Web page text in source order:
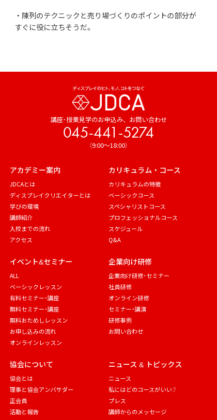
・陳列のテクニックと売り場づくりのポイントの部分が
すぐに役に立ちそうだ。
講座･授業見学のお申込み、 お問い合わせ
045-441-5274
（9:00～18:00）
アカデミー案内
JDCAとは
ディスプレイクリエイターとは
学びの環境
講師紹介
入校までの流れ
アクセス
カリキュラム・コース
カリキュラムの特徴
ベーシックコース
スペシャリストコース
プロフェッショナルコース
スケジュール
Q&A
イベント&セミナー
ALL
ベーシックレッスン
有料セミナー・講座
無料セミナー・講座
無料おためしレッスン
お申し込みの流れ
オンラインレッスン
企業向け研修
企業向け研修・セミナー
社員研修
オンライン研修
セミナー・講演
研修事例
お問い合わせ
協会について
協会とは
理事と協会アンバサダー
正会員
活動と報告
ニュース & トピックス
ニュース
私にはどのコースがいい？
プレス
講師からのメッセージ